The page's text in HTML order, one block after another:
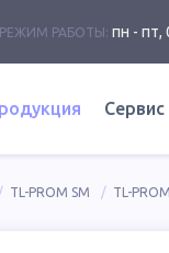
РЕЖИМ РАБОТЫ: пн - пт,
Сервис
TL-PROM SM TL-